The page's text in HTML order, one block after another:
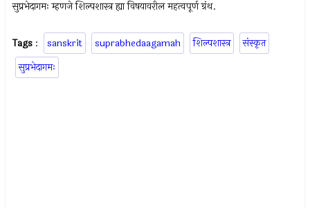
सुप्रभेदागमः म्हणजे शिल्पशास्त्र ह्या विषयावरील महत्वपूर्ण ग्रंथ.
Tags : sanskrit suprabhedaagamah शिल्पशास्त्र
संस्कृत
सुप्रभेदागमः